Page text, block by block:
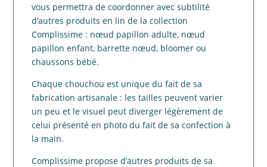
vous permettra de coordonner avec subtilité
d’autres produits en lin de la collection
Complissime : nœud papillon adulte, nœud
papillon enfant, barrette nœud, bloomer ou
chaussons bébé.
Chaque chouchou est unique du fait de sa
fabrication artisanale : les tailles peuvent varier
un peu et le visuel peut diverger légèrement de
celui présenté en photo du fait de sa confection à
la main.
Complissime propose d’autres produits de sa